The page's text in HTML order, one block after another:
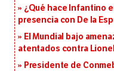
¿Qué hace Infantino
presencia con De la
El Mundial bajo
atentados contra
Presidente de